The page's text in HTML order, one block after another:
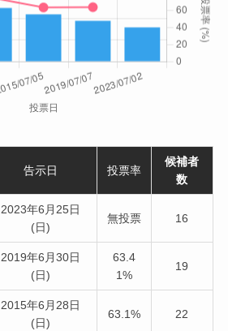
告示日 投票率
候補者
数
2023年6月25日
(日)
無投票 16
2019年6月30日
(日)
63.4
1%
19
2015年6月28日
(日)
63.1% 22